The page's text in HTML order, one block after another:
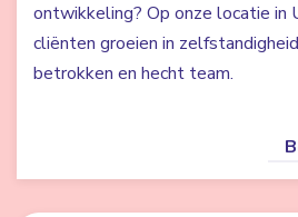
ontwikkeling? Op onze locatie in
cliënten groeien in
betrokken en hecht team.